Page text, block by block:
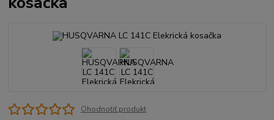
Ohodnotiť produkt